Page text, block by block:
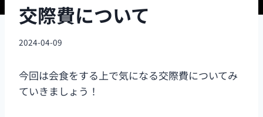
交際費について
2024-04-09
今回は会食をする上で気になる交際費についてみ
ていきましょう！